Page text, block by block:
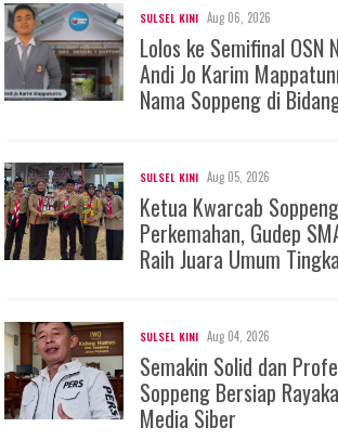
SULSEL KINI Aug 06, 2026
Lolos ke Semifinal OSN
Andi Jo Karim
Nama Soppeng di
SULSEL KINI Aug 05, 2026
Ketua Kwarcab
Perkemahan, Gudep
Raih Juara Umum
SULSEL KINI Aug 04, 2026
Semakin Solid dan
Soppeng Bersiap
Media Siber